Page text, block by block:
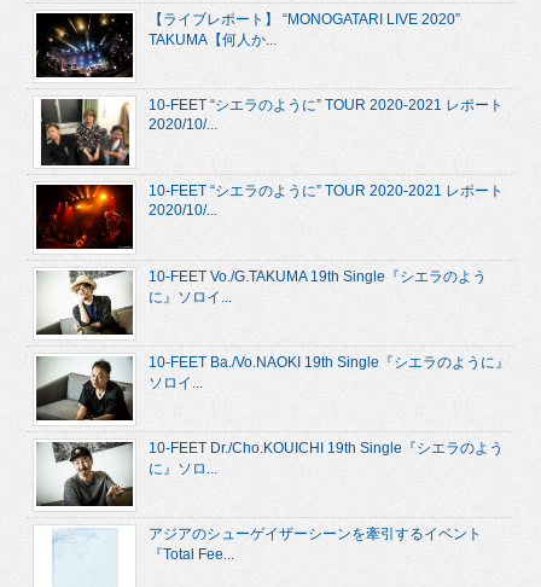
【ライブレポート】 “MONOGATARI LIVE 2020”
TAKUMA【何人か...
10-FEET “シエラのように” TOUR 2020-2021 レポート
2020/10/...
10-FEET “シエラのように” TOUR 2020-2021 レポート
2020/10/...
10-FEET Vo./G.TAKUMA 19th Single『シエラのよう
に』ソロイ...
10-FEET Ba./Vo.NAOKI 19th Single『シエラのように』
ソロイ...
10-FEET Dr./Cho.KOUICHI 19th Single『シエラのよう
に』ソロ...
アジアのシューゲイザーシーンを牽引するイベント
『Total Fee...